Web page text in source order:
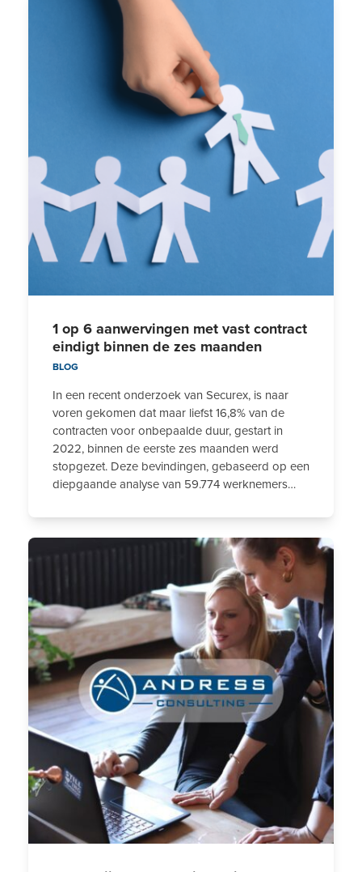
1 op 6 aanwervingen met vast contract
eindigt binnen de zes maanden
BLOG
In een recent onderzoek van Securex, is naar
voren gekomen dat maar liefst 16,8% van de
contracten voor onbepaalde duur, gestart in
2022, binnen de eerste zes maanden werd
stopgezet. Deze bevindingen, gebaseerd op een
diepgaande analyse van 59.774 werknemers…